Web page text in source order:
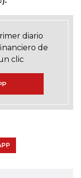
diario
de
clic